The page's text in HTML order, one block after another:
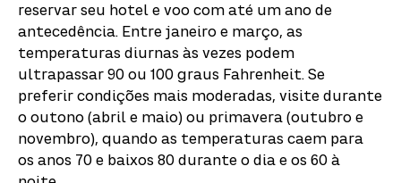
reservar seu hotel e voo com até um ano de
antecedência. Entre janeiro e março, as
temperaturas diurnas às vezes podem
ultrapassar 90 ou 100 graus Fahrenheit. Se
preferir condições mais moderadas, visite durante
o outono (abril e maio) ou primavera (outubro e
novembro), quando as temperaturas caem para
os anos 70 e baixos 80 durante o dia e os 60 à